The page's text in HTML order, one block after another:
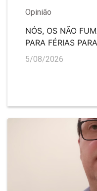
Opinião
NÓS, OS NÃO
PARA FÉRIAS
5/08/2026